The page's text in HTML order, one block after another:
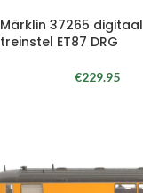
Märklin 37265 digitaal
treinstel ET87 DRG
€229.95